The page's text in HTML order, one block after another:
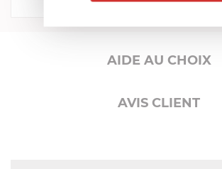
AIDE AU CHOIX
AVIS CLIENT